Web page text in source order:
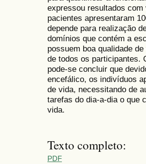
expressou resultados
pacientes apresentaram
depende para realização
domínios que contém a
possuem boa qualidade
de todos os participantes.
pode-se concluir que
encefálico, os indivíduos
de vida, necessitando de
tarefas do dia-a-dia o que
vida.
Texto completo:
PDF